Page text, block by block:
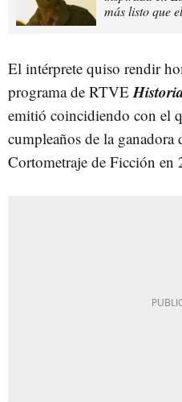
más listo que
El intérprete quiso rendir
programa de RTVE
emitió coincidiendo con el
cumpleaños de la
Cortometraje de Ficción en